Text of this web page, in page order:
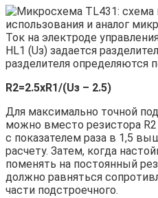
Ток на электроде
HL1 (Uз) задается
разделителя определяются
R2=2.5хR1/(Uз – 2.5)
Для максимально точной
можно вместо резистора
с показателем раза в 1,5
расчету. Затем, когда
поменять на постоянный
должно равняться
части подстроечного.